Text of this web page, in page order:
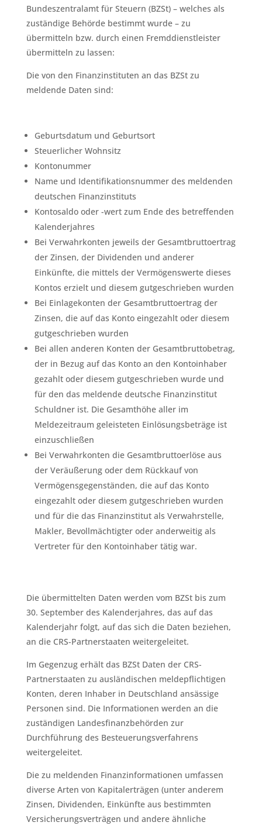
Bundeszentralamt für Steuern (BZSt) – welches als
zuständige Behörde bestimmt wurde – zu
übermitteln bzw. durch einen Fremddienstleister
übermitteln zu lassen:
Die von den Finanzinstituten an das BZSt zu
meldende Daten sind:
Geburtsdatum und Geburtsort
Steuerlicher Wohnsitz
Kontonummer
Name und Identifikationsnummer des meldenden
deutschen Finanzinstituts
Kontosaldo oder -wert zum Ende des betreffenden
Kalenderjahres
Bei Verwahrkonten jeweils der Gesamtbruttoertrag
der Zinsen, der Dividenden und anderer
Einkünfte, die mittels der Vermögenswerte dieses
Kontos erzielt und diesem gutgeschrieben wurden
Bei Einlagekonten der Gesamtbruttoertrag der
Zinsen, die auf das Konto eingezahlt oder diesem
gutgeschrieben wurden
Bei allen anderen Konten der Gesamtbruttobetrag,
der in Bezug auf das Konto an den Kontoinhaber
gezahlt oder diesem gutgeschrieben wurde und
für den das meldende deutsche Finanzinstitut
Schuldner ist. Die Gesamthöhe aller im
Meldezeitraum geleisteten Einlösungsbeträge ist
einzuschließen
Bei Verwahrkonten die Gesamtbruttoerlöse aus
der Veräußerung oder dem Rückkauf von
Vermögensgegenständen, die auf das Konto
eingezahlt oder diesem gutgeschrieben wurden
und für die das Finanzinstitut als Verwahrstelle,
Makler, Bevollmächtigter oder anderweitig als
Vertreter für den Kontoinhaber tätig war.
Die übermittelten Daten werden vom BZSt bis zum
30. September des Kalenderjahres, das auf das
Kalenderjahr folgt, auf das sich die Daten beziehen,
an die CRS-Partnerstaaten weitergeleitet.
Im Gegenzug erhält das BZSt Daten der CRS-
Partnerstaaten zu ausländischen meldepflichtigen
Konten, deren Inhaber in Deutschland ansässige
Personen sind. Die Informationen werden an die
zuständigen Landesfinanzbehörden zur
Durchführung des Besteuerungsverfahrens
weitergeleitet.
Die zu meldenden Finanzinformationen umfassen
diverse Arten von Kapitalerträgen (unter anderem
Zinsen, Dividenden, Einkünfte aus bestimmten
Versicherungsverträgen und andere ähnliche